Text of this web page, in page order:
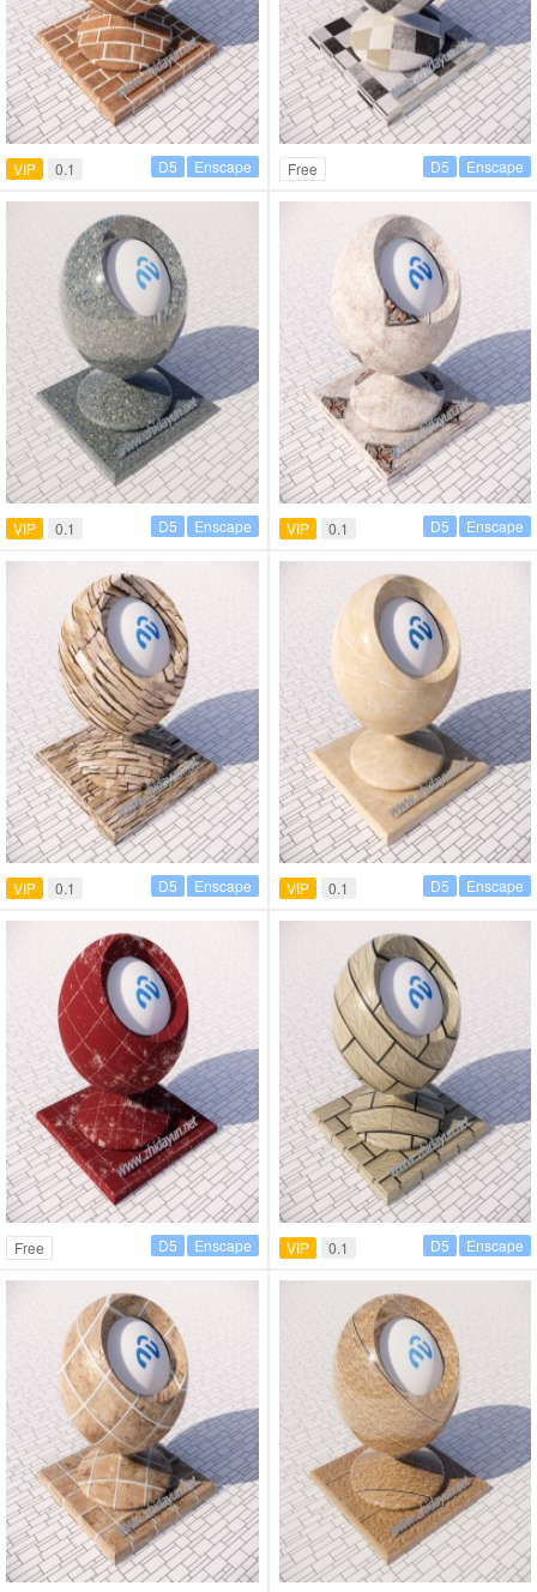
VIP 0.1 Enscape
D5 Free Enscape
D5
VIP 0.1 Enscape
D5 VIP 0.1 Enscape
D5
VIP 0.1 Enscape
D5 VIP 0.1 Enscape
D5
Free Enscape
D5 VIP 0.1 Enscape
D5